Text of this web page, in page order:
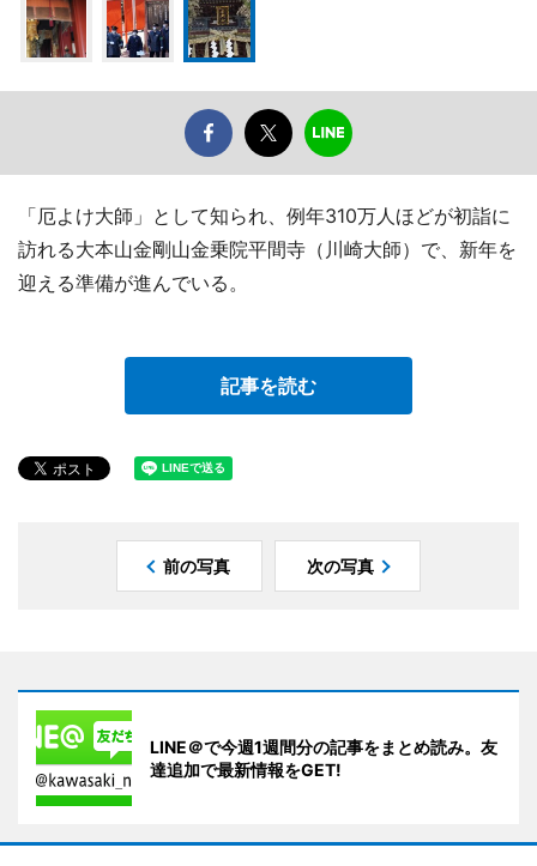
「厄よけ大師」として知られ、例年310万人ほどが初詣に
訪れる大本山金剛山金乗院平間寺（川崎大師）で、新年を
迎える準備が進んでいる。
記事を読む
前の写真 次の写真
LINE＠で今週1週間分の記事をまとめ読み。友
達追加で最新情報をGET!